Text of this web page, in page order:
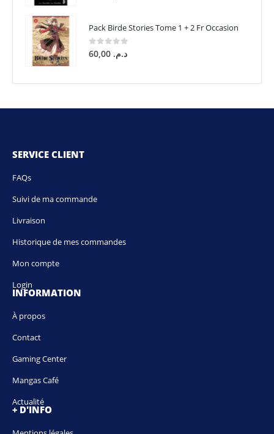
Pack Birde Stories Tome 1 + 2 Fr Occasion
0sur 5د.م.
SERVICE CLIENT
FAQs
Suivi de ma commande
Livraison
Historique de mes commandes
Mon compte
Login
INFORMATION
À propos
Contact
Gaming Center
Mangas Café
Actualité
+ D'INFO